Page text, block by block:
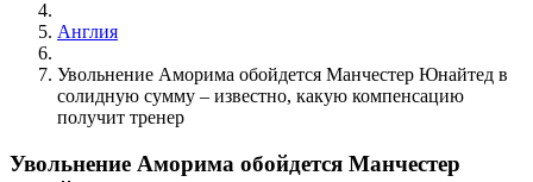
Англия
Увольнение Аморима обойдется Манчестер Юнайтед в
солидную сумму – известно, какую компенсацию
получит тренер
Увольнение Аморима обойдется Манчестер